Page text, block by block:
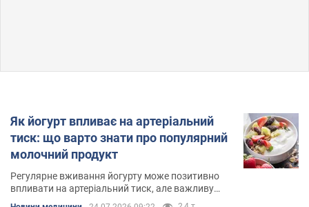
Як йогурт впливає на артеріальний
тиск: що варто знати про популярний
молочний продукт
Регулярне вживання йогурту може позитивно
впливати на артеріальний тиск, але важливу